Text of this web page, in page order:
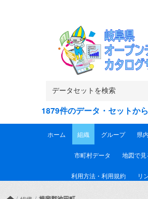
1879件のデータ・セットか
ホーム 組織 グループ 県
市町村データ 地図で見
利用方法・利用規約 リ